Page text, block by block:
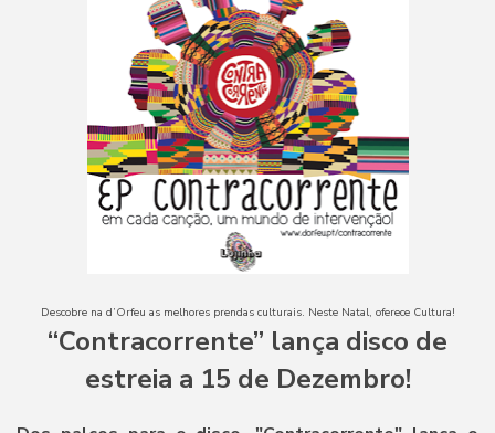
Descobre na d’Orfeu as melhores prendas culturais. Neste Natal, oferece Cultura!
“Contracorrente” lança disco de
estreia a 15 de Dezembro!